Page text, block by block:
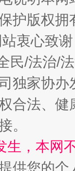
护版权
衷心致
民/法治/
独家协
合法、
。
生，本网
供您的个